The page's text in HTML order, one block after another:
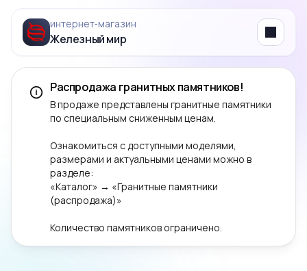
интернет‑магазин
Железный мир Menu
Распродажа гранитных памятников!
В продаже представлены гранитные памятники
по специальным сниженным ценам.
Ознакомиться с доступными моделями,
размерами и актуальными ценами можно в
разделе:
«Каталог» → «Гранитные памятники
(распродажа)»
Количество памятников ограничено.